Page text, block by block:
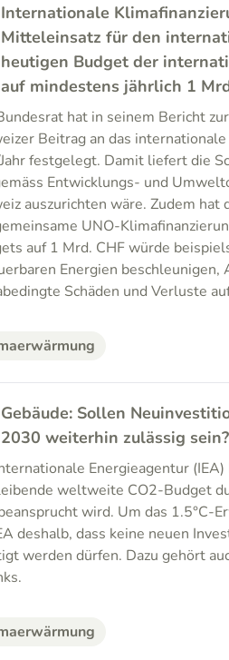
Internationale
Mitteleinsatz für den
heutigen Budget der
auf mindestens jährlich 1
hat in seinem Bericht
Beitrag an das
festgelegt. Damit liefert die
Entwicklungs- und
auszurichten wäre. Zudem
UNO-
auf 1 Mrd. CHF würde
Energien
Schäden und Verluste
Gebäude: Sollen
2030 weiterhin zulässig sein?
Energieagentur
weltweite CO2-Budget
wird. Um das 1.5°C-
deshalb, dass keine neuen
werden dürfen. Dazu gehört